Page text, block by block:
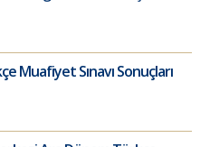
Muafiyet Sınavı Sonuçları